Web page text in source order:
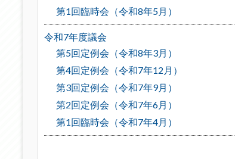
第1回臨時会（令和8年5月）
令和7年度議会
第5回定例会（令和8年3月）
第4回定例会（令和7年12月）
第3回定例会（令和7年9月）
第2回定例会（令和7年6月）
第1回臨時会（令和7年4月）